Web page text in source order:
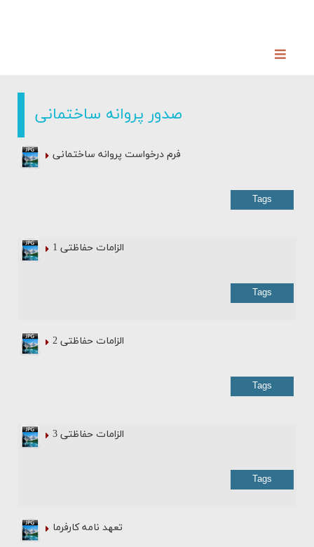
صدور پروانه ساختمانی
فرم درخواست پروانه ساختمانی
Tags
الزامات حفاظتی 1
Tags
الزامات حفاظتی 2
Tags
الزامات حفاظتی 3
Tags
تعهد نامه کارفرما